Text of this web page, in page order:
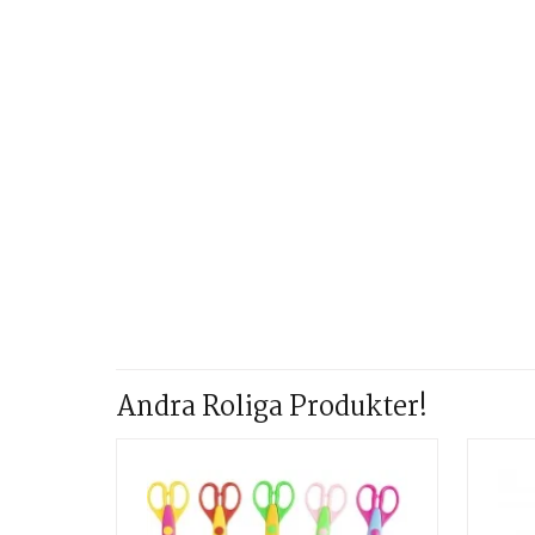
Andra Roliga Produkter!